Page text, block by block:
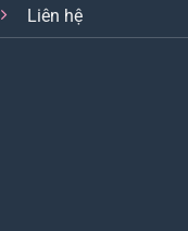
Liên hệ